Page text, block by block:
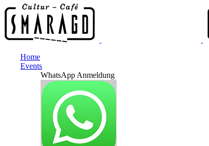
Home
Events
WhatsApp Anmeldung